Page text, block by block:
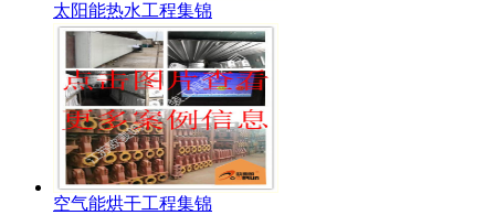
太阳能热水工程集锦
空气能烘干工程集锦